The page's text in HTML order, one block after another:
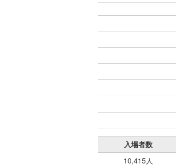
入場者数
10,415人